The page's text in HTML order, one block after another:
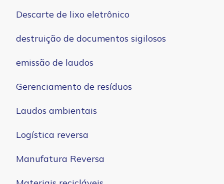
Descarte de lixo eletrônico
destruição de documentos sigilosos
emissão de laudos
Gerenciamento de resíduos
Laudos ambientais
Logística reversa
Manufatura Reversa